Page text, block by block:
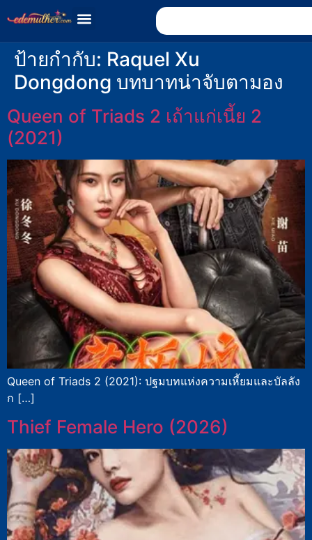
ป้ายกำกับ: Raquel Xu
Dongdong บทบาทน่าจับตามอง
Queen of Triads 2 เถ้าแก่เนี้ย 2
(2021)
Queen of Triads 2 (2021): ปฐมบทแห่งความเหี้ยมและบัลลัง
ก […]
Thief Female Hero (2026)